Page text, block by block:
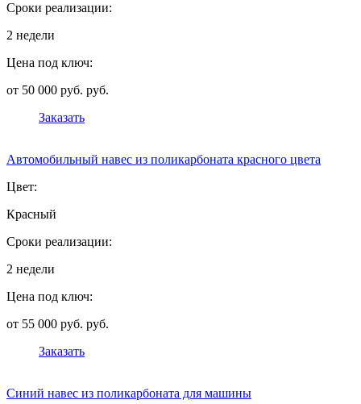
Сроки реализации:
2 недели
Цена под ключ:
от 50 000 руб. руб.
Заказать
Автомобильный навес из поликарбоната красного цвета
Цвет:
Красный
Сроки реализации:
2 недели
Цена под ключ:
от 55 000 руб. руб.
Заказать
Синий навес из поликарбоната для машины